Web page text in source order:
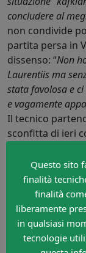
concludere al
non condivide
partita persa in
dissenso: “Non
Laurentiis ma
stata favolosa e
e vagamente
Il tecnico
sconfitta di ieri
maniera troppo
ma non siamo
efficiente.
semplicemente
possibile addio
squadra. Cavani
Questo sito
finalità
finalità
liberamente
in qualsiasi
tecnologie